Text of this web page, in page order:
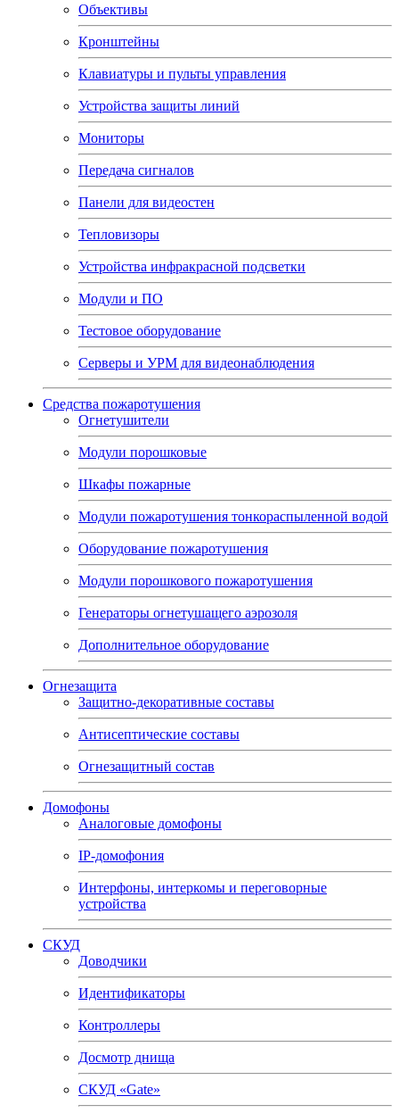
Объективы
Кронштейны
Клавиатуры и пульты управления
Устройства защиты линий
Мониторы
Передача сигналов
Панели для видеостен
Тепловизоры
Устройства инфракрасной подсветки
Модули и ПО
Тестовое оборудование
Серверы и УРМ для видеонаблюдения
Средства пожаротушения
Огнетушители
Модули порошковые
Шкафы пожарные
Модули пожаротушения тонкораспыленной водой
Оборудование пожаротушения
Модули порошкового пожаротушения
Генераторы огнетушащего аэрозоля
Дополнительное оборудование
Огнезащита
Защитно-декоративные составы
Антисептические составы
Огнезащитный состав
Домофоны
Аналоговые домофоны
IP-домофония
Интерфоны, интеркомы и переговорные
устройства
СКУД
Доводчики
Идентификаторы
Контроллеры
Досмотр днища
СКУД «Gate»